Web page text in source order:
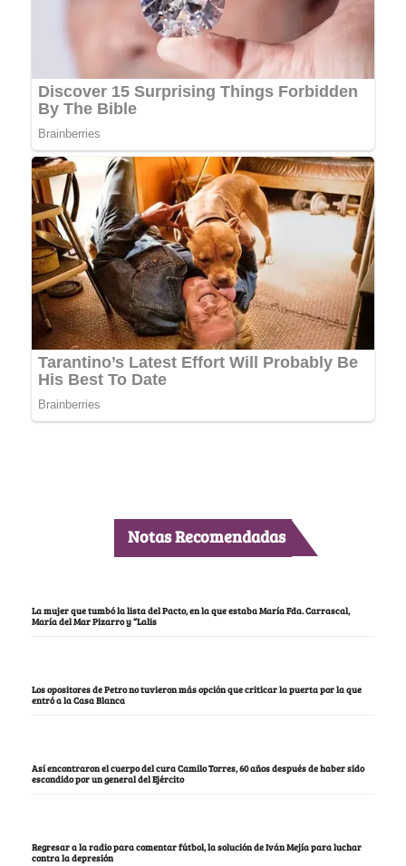
Notas Recomendadas
La mujer que tumbó la lista del Pacto, en la que estaba María Fda. Carrascal,
María del Mar Pizarro y “Lalis
Los opositores de Petro no tuvieron más opción que criticar la puerta por la que
entró a la Casa Blanca
Así encontraron el cuerpo del cura Camilo Torres, 60 años después de haber sido
escondido por un general del Ejército
Regresar a la radio para comentar fútbol, la solución de Iván Mejía para luchar
contra la depresión